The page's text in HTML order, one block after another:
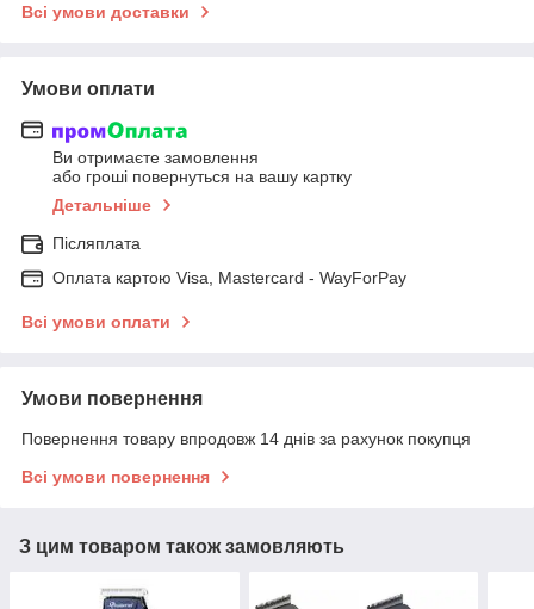
Всі умови доставки
Умови оплати
Ви отримаєте замовлення
або гроші повернуться на вашу картку
Детальніше
Післяплата
Оплата картою Visa, Mastercard - WayForPay
Всі умови оплати
Умови повернення
Повернення товару впродовж 14 днів за рахунок покупця
Всі умови повернення
З цим товаром також замовляють